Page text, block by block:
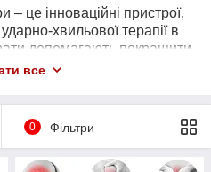
це інноваційні пристрої,
хвильової терапії в
допомагають покращити
і прискорити
пристроях, спочатку була
захворювань опорно-
все
0 Фільтри